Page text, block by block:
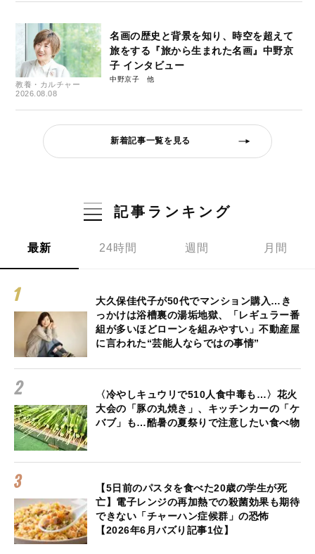
教養・カルチャー
2026.08.08
名画の歴史と背景を知り、時空を超えて
旅をする『旅から生まれた名画』中野京
子 インタビュー
中野京子
新着記事一覧を見る
記事ランキング
最新 24時間 週間 月間
大久保佳代子が50代でマンション購入…き
っかけは浴槽裏の湯垢地獄、「レギュラー番
組が多いほどローンを組みやすい」不動産屋
に言われた“芸能人ならではの事情”
〈冷やしキュウリで510人食中毒も…〉花火
大会の「豚の丸焼き」、キッチンカーの「ケ
バブ」も…酷暑の夏祭りで注意したい食べ物
【5日前のパスタを食べた20歳の学生が死
亡】電子レンジの再加熱での殺菌効果も期待
できない「チャーハン症候群」の恐怖
【2026年6月バズり記事1位】